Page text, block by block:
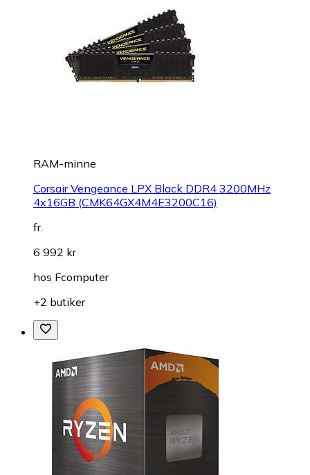
RAM-minne
Corsair Vengeance LPX Black DDR4 3200MHz
4x16GB (CMK64GX4M4E3200C16)
fr.
6 992 kr
hos Fcomputer
+2 butiker